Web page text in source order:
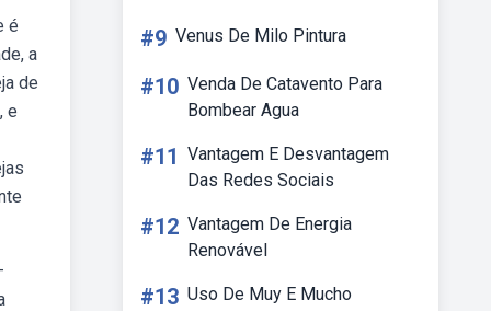
é
a
de
e
#9 Venus De Milo Pintura
#10 Venda De Catavento Para
Bombear Agua
#11 Vantagem E Desvantagem
Das Redes Sociais
#12 Vantagem De Energia
Renovável
#13 Uso De Muy E Mucho